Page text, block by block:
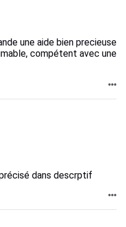
une aide bien precieuse
compétent avec une
dans descrptif